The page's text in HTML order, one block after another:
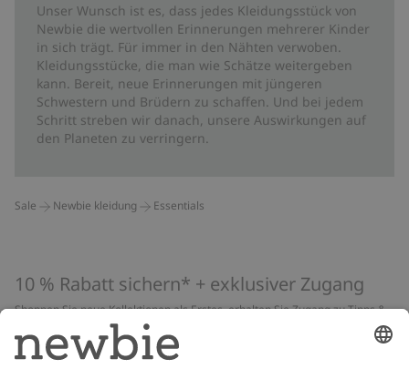
Unser Wunsch ist es, dass jedes Kleidungsstück von
Newbie die wertvollen Erinnerungen mehrerer Kinder
in sich trägt. Für immer in den Nähten verwoben.
Kleidungsstücke, die man wie Schätze weitergeben
kann. Bereit, neue Erinnerungen mit jüngeren
Schwestern und Brüdern zu schaffen. Und bei jedem
Schritt streben wir danach, unsere Auswirkungen auf
den Planeten zu verringern.
Sale Newbie kleidung Essentials
10 % Rabatt sichern* + exklusiver Zugang
Shoppen Sie neue Kollektionen als Erstes, erhalten Sie Zugang zu Tipps &
Guides und profitieren Sie von exklusiven Angeboten
*Gilt nur für deine erste Bestellung und ist nicht mit anderen Rabatten
oder Angeboten kombinierbar. Gilt nicht für limitierte Artikel. Lies unsere